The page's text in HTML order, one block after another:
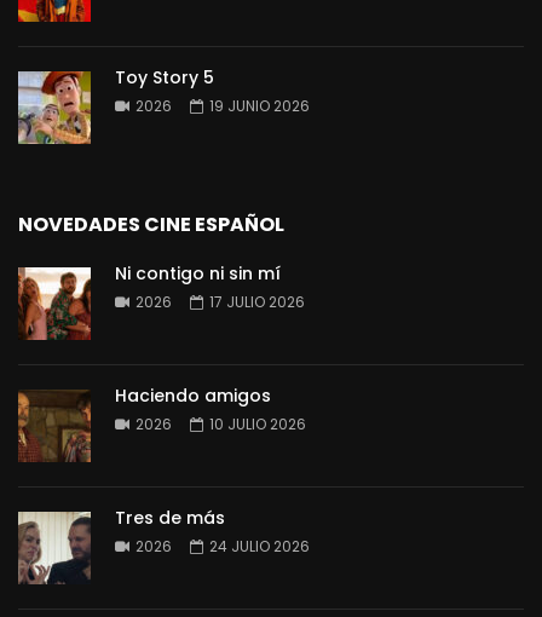
Toy Story 5
2026 19 JUNIO 2026
NOVEDADES CINE ESPAÑOL
Ni contigo ni sin mí
2026 17 JULIO 2026
Haciendo amigos
2026 10 JULIO 2026
Tres de más
2026 24 JULIO 2026